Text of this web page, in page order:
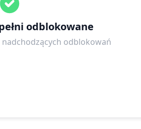
odblokowane
odblokowań